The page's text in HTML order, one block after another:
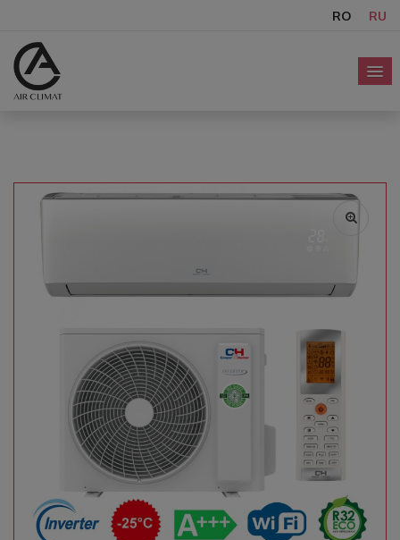
RO RU